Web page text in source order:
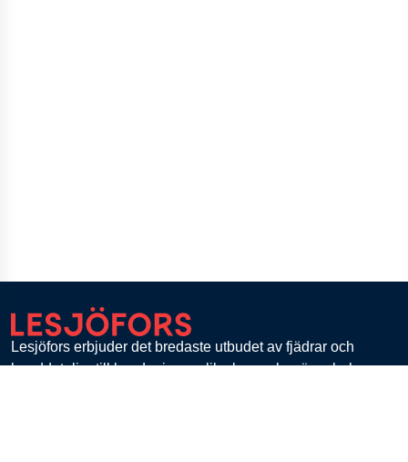
Lesjöfors erbjuder det bredaste utbudet av fjädrar och
banddetaljer till kunder inom olika branscher över hela